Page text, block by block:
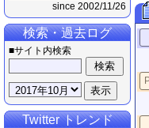
since 2002/11/26
検索・過去ログ
■サイト内検索
Twitter トレンド